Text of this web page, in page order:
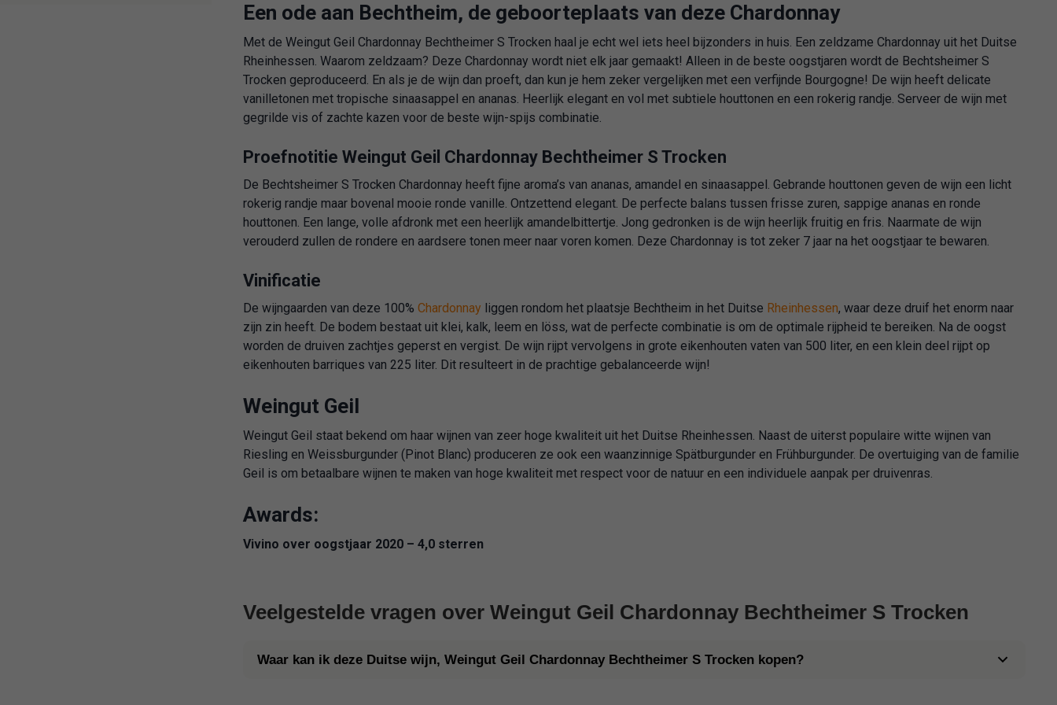
Een ode aan Bechtheim, de geboorteplaats van deze Chardonnay
Met de Weingut Geil Chardonnay Bechtheimer S Trocken haal je echt wel iets heel bijzonders in huis. Een zeldzame Chardonnay uit het Duitse
Rheinhessen. Waarom zeldzaam? Deze Chardonnay wordt niet elk jaar gemaakt! Alleen in de beste oogstjaren wordt de Bechtsheimer S
Trocken geproduceerd. En als je de wijn dan proeft, dan kun je hem zeker vergelijken met een verfijnde Bourgogne! De wijn heeft delicate
vanilletonen met tropische sinaasappel en ananas. Heerlijk elegant en vol met subtiele houttonen en een rokerig randje. Serveer de wijn met
gegrilde vis of zachte kazen voor de beste wijn-spijs combinatie.
Proefnotitie Weingut Geil Chardonnay Bechtheimer S Trocken
De Bechtsheimer S Trocken Chardonnay heeft fijne aroma’s van ananas, amandel en sinaasappel. Gebrande houttonen geven de wijn een licht
rokerig randje maar bovenal mooie ronde vanille. Ontzettend elegant. De perfecte balans tussen frisse zuren, sappige ananas en ronde
houttonen. Een lange, volle afdronk met een heerlijk amandelbittertje. Jong gedronken is de wijn heerlijk fruitig en fris. Naarmate de wijn
verouderd zullen de rondere en aardsere tonen meer naar voren komen. Deze Chardonnay is tot zeker 7 jaar na het oogstjaar te bewaren.
Vinificatie
De wijngaarden van deze 100% Chardonnay liggen rondom het plaatsje Bechtheim in het Duitse Rheinhessen, waar deze druif het enorm naar
zijn zin heeft. De bodem bestaat uit klei, kalk, leem en löss, wat de perfecte combinatie is om de optimale rijpheid te bereiken. Na de oogst
worden de druiven zachtjes geperst en vergist. De wijn rijpt vervolgens in grote eikenhouten vaten van 500 liter, en een klein deel rijpt op
eikenhouten barriques van 225 liter. Dit resulteert in de prachtige gebalanceerde wijn!
Weingut Geil
Weingut Geil staat bekend om haar wijnen van zeer hoge kwaliteit uit het Duitse Rheinhessen. Naast de uiterst populaire witte wijnen van
Riesling en Weissburgunder (Pinot Blanc) produceren ze ook een waanzinnige Spätburgunder en Frühburgunder. De overtuiging van de familie
Geil is om betaalbare wijnen te maken van hoge kwaliteit met respect voor de natuur en een individuele aanpak per druivenras.
Awards:
Vivino over oogstjaar 2020 – 4,0 sterren
Veelgestelde vragen over Weingut Geil Chardonnay Bechtheimer S Trocken
Waar kan ik deze Duitse wijn, Weingut Geil Chardonnay Bechtheimer S Trocken kopen?